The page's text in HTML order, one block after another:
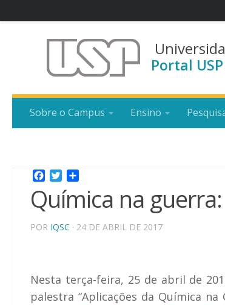
Portal
Sobre o Campus Ensino
Facebook
Twitter
Química na
POR IQSC · 24 DE ABRIL DE 2017
Nesta terça-feira, 25 de abril de
palestra “Aplicações da Química